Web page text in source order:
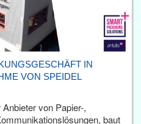
IN
VON SPEIDEL
von Papier-,
baut